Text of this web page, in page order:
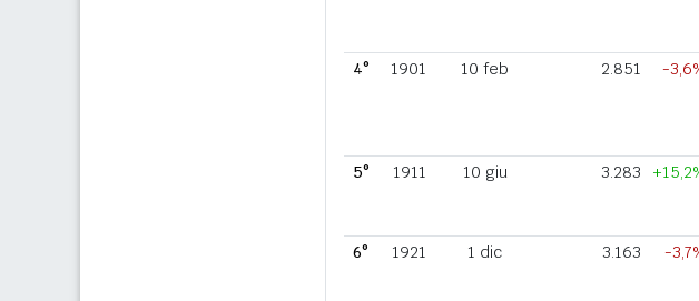
4°
1901 10 feb 2.851 -
5°
1911 10 giu 3.283
6°
1921 1 dic 3.163 -